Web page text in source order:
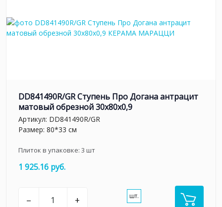
DD841490R/GR Ступень Про Догана антрацит
матовый обрезной 30x80x0,9
Артикул: DD841490R/GR
Размер: 80*33 см
Плиток в упаковке: 3 шт
1 925.16 руб.
– + шт.